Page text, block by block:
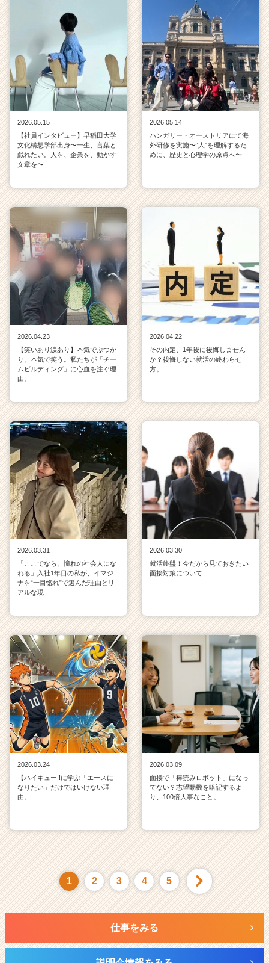
2026.05.15
【社員インタビュー】早稲田大学
文化構想学部出身〜一生、言葉と
戯れたい。人を、企業を、動かす
文章を〜
2026.05.14
ハンガリー・オーストリアにて海
外研修を実施〜“人”を理解するた
めに、歴史と心理学の原点へ〜
2026.04.23
【笑いあり涙あり】本気でぶつか
り、本気で笑う。私たちが「チー
ムビルディング」に心血を注ぐ理
由。
2026.04.22
その内定、1年後に後悔しません
か？後悔しない就活の終わらせ
方。
2026.03.31
「ここでなら、憧れの社会人にな
れる」入社1年目の私が、イマジ
ナを“一目惚れ”で選んだ理由とリ
アルな現
2026.03.30
就活終盤！今だから見ておきたい
面接対策について
2026.03.24
【ハイキュー!!に学ぶ「エースに
なりたい」だけではいけない理
由。
2026.03.09
面接で「棒読みロボット」になっ
てない？志望動機を暗記するよ
り、100倍大事なこと。
1 2 3 4 5
仕事をみる